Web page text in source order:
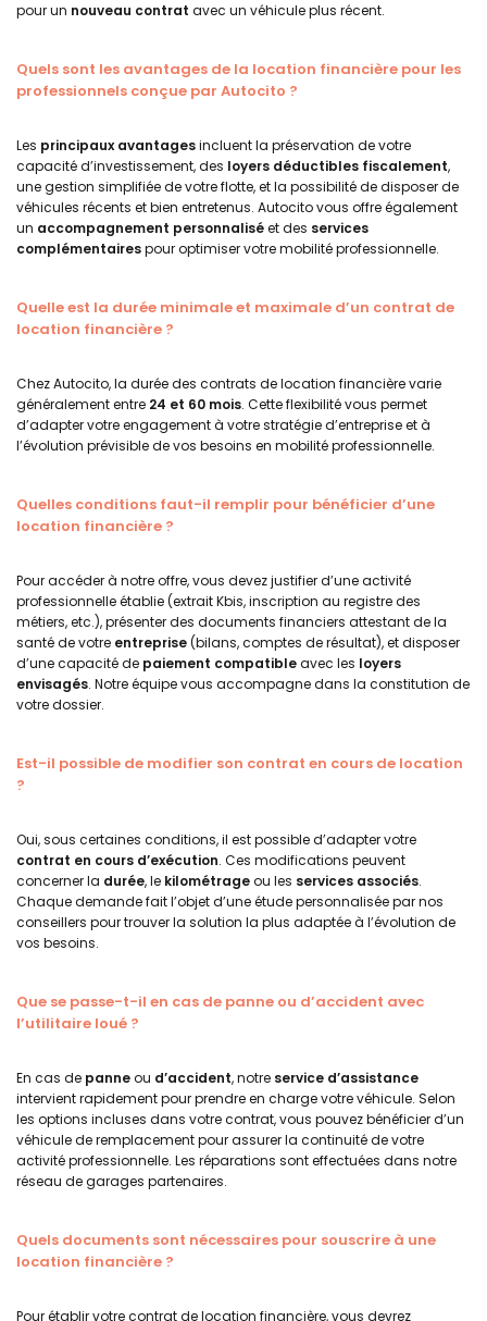
pour un nouveau contrat avec un véhicule plus récent.
Quels sont les avantages de la location financière pour les
professionnels conçue par Autocito ?
Les principaux avantagesincluent la préservation de votre
capacité d’investissement, des loyers déductibles fiscalement,
une gestion simplifiée de votre flotte, et la possibilité de disposer de
véhicules récents et bien entretenus. Autocito vous offre également
un accompagnement personnaliséet des services
complémentairespour optimiser votre mobilité professionnelle.
Quelle est la durée minimale et maximale d’un contrat de
location financière ?
Chez Autocito, la durée des contrats de location financière varie
généralement entre 24 et 60 mois. Cette flexibilité vous permet
d’adapter votre engagement à votre stratégie d’entreprise et à
l’évolution prévisible de vos besoins en mobilité professionnelle.
Quelles conditions faut-il remplir pour bénéficier d’une
location financière ?
Pour accéder à notre offre, vous devez justifier d’une activité
professionnelle établie (extrait Kbis, inscription au registre des
métiers, etc.), présenter des documents financiers attestant de la
santé de votre entreprise(bilans, comptes de résultat), et disposer
d’une capacité de paiement compatibleavec les loyers
envisagés. Notre équipe vous accompagne dans la constitution de
votre dossier.
Est-il possible de modifier son contrat en cours de location
?
Oui, sous certaines conditions, il est possible d’adapter votre
contrat en cours d’exécution. Ces modifications peuvent
concerner la durée, le kilométrageou les services associés.
Chaque demande fait l’objet d’une étude personnalisée par nos
conseillers pour trouver la solution la plus adaptée à l’évolution de
vos besoins.
Que se passe-t-il en cas de panne ou d’accident avec
l’utilitaire loué ?
En cas de panneou d’accident, notre service d’assistance
intervient rapidement pour prendre en charge votre véhicule. Selon
les options incluses dans votre contrat, vous pouvez bénéficier d’un
véhicule de remplacement pour assurer la continuité de votre
activité professionnelle. Les réparations sont effectuées dans notre
réseau de garages partenaires.
Quels documents sont nécessaires pour souscrire à une
location financière ?
Pour établir votre contrat de location financière, vous devrez